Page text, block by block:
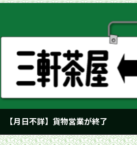
【月日不詳】貨物営業が終了
1939年5月31日